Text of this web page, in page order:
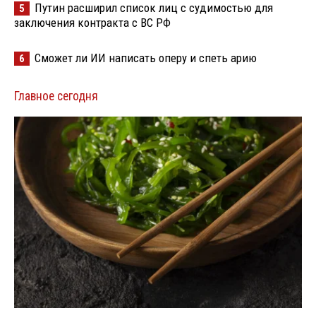
5
Путин расширил список лиц с судимостью для
заключения контракта с ВС РФ
6 Сможет ли ИИ написать оперу и спеть арию
Главное сегодня